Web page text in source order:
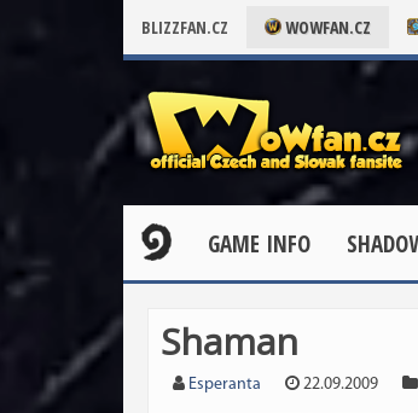
BLIZZFAN.CZ WOWFAN.CZ
GAME INFO
Shaman
Esperanta 22.09.2009